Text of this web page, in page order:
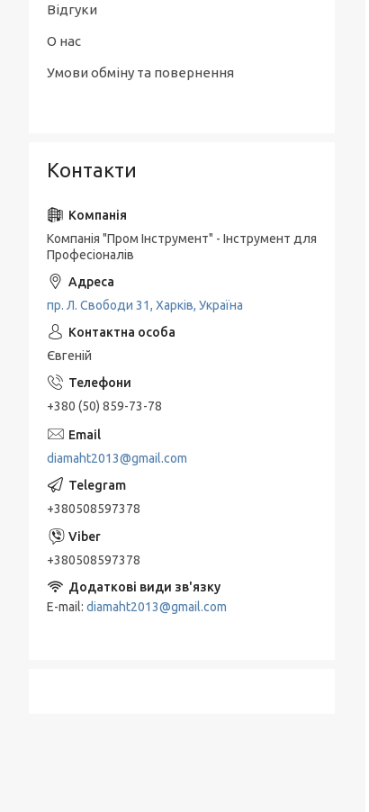
Відгуки
О нас
Умови обміну та повернення
Контакти
Компанія "Пром Інструмент" - Інструмент для
Професіоналів
пр. Л. Свободи 31, Харків, Україна
Євгеній
+380 (50) 859-73-78
diamaht2013@gmail.com
+380508597378
+380508597378
E-mail diamaht2013@gmail.com